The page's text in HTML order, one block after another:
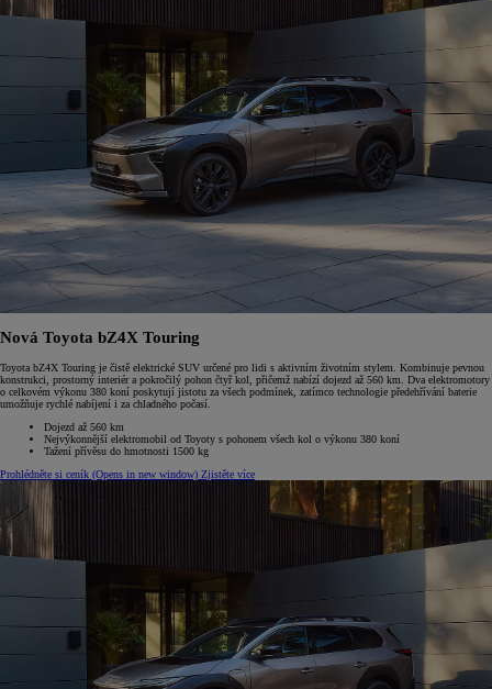
Nová Toyota bZ4X Touring
Toyota bZ4X Touring je čistě elektrické SUV určené pro lidi s aktivním životním stylem. Kombinuje pevnou
konstrukci, prostorný interiér a pokročilý pohon čtyř kol, přičemž nabízí dojezd až 560 km. Dva elektromotory
o celkovém výkonu 380 koní poskytují jistotu za všech podmínek, zatímco technologie předehřívání baterie
umožňuje rychlé nabíjení i za chladného počasí.
Dojezd až 560 km
Nejvýkonnější elektromobil od Toyoty s pohonem všech kol o výkonu 380 koní
Tažení přívěsu do hmotnosti 1500 kg
Prohlédněte si ceník (Opens in new window) Zjistěte více